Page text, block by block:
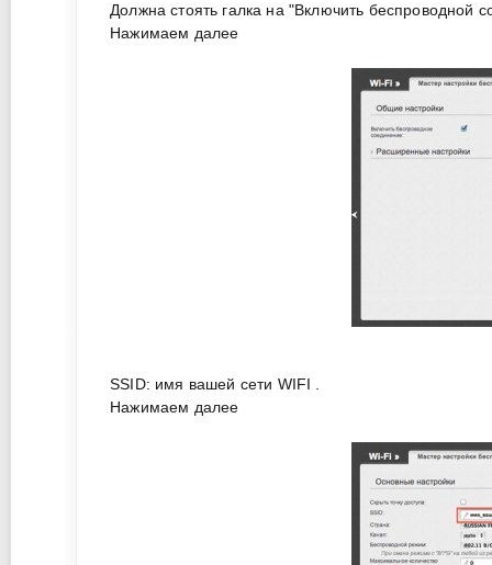
Должна стоять галка на "Включить беспроводной
Нажимаем далее
SSID: имя вашей сети WIFI .
Нажимаем далее